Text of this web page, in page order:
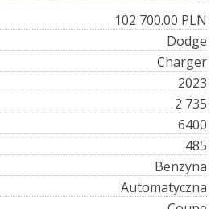
102 700.00 PLN
Dodge
Charger
2023
2 735
6400
485
Benzyna
Automatyczna